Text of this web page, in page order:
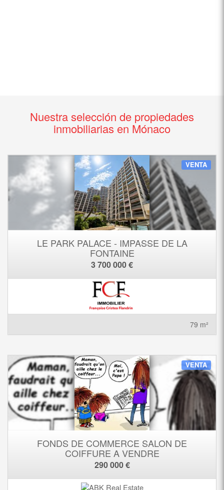
Nuestra selección de propiedades
inmobiliarias en Mónaco
VENTA
LE PARK PALACE - IMPASSE DE LA
FONTAINE
3 700 000 €
79 m²
VENTA
FONDS DE COMMERCE SALON DE
COIFFURE A VENDRE
290 000 €